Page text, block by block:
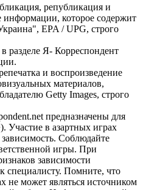
републикация и
информации, которое содержит
EPA / UPG, строго
разделе Я- Корреспондент
и воспроизведение
материалов,
Getty Images, строго
предназначены для
Участие в азартных играх
Соблюдайте
игры. При
зависимости
специалисту. Помните, что
не может являться источником